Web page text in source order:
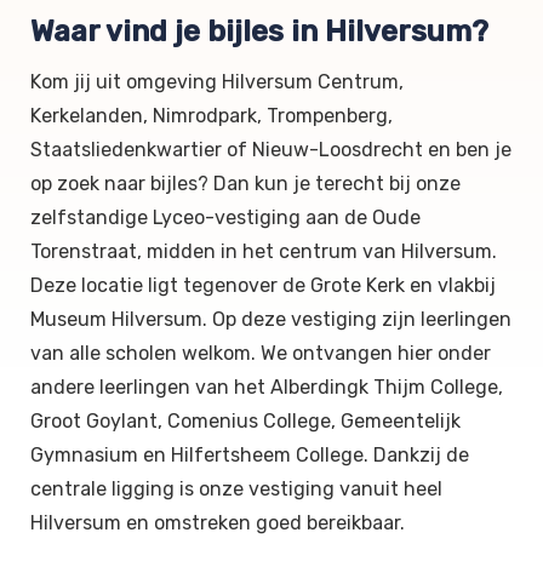
Waar vind je bijles in Hilversum?
Kom jij uit omgeving Hilversum Centrum,
Kerkelanden, Nimrodpark, Trompenberg,
Staatsliedenkwartier of Nieuw-Loosdrecht en ben je
op zoek naar bijles? Dan kun je terecht bij onze
zelfstandige Lyceo-vestiging aan de Oude
Torenstraat, midden in het centrum van Hilversum.
Deze locatie ligt tegenover de Grote Kerk en vlakbij
Museum Hilversum. Op deze vestiging zijn leerlingen
van alle scholen welkom. We ontvangen hier onder
andere leerlingen van het Alberdingk Thijm College,
Groot Goylant, Comenius College, Gemeentelijk
Gymnasium en Hilfertsheem College. Dankzij de
centrale ligging is onze vestiging vanuit heel
Hilversum en omstreken goed bereikbaar.